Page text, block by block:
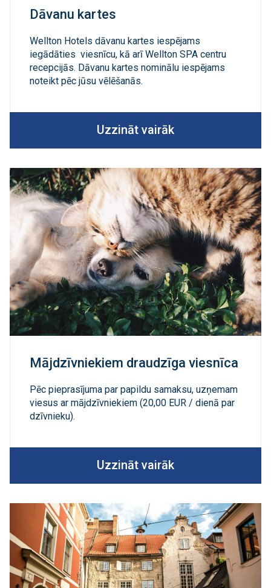
Dāvanu kartes
Wellton Hotels dāvanu kartes iespējams
iegādāties viesnīcu, kā arī Wellton SPA centru
recepcijās. Dāvanu kartes nominālu iespējams
noteikt pēc jūsu vēlēšanās.
Uzzināt vairāk
Mājdzīvniekiem draudzīga viesnīca
Pēc pieprasījuma par papildu samaksu, uzņemam
viesus ar mājdzīvniekiem (20,00 EUR / dienā par
dzīvnieku).
Uzzināt vairāk